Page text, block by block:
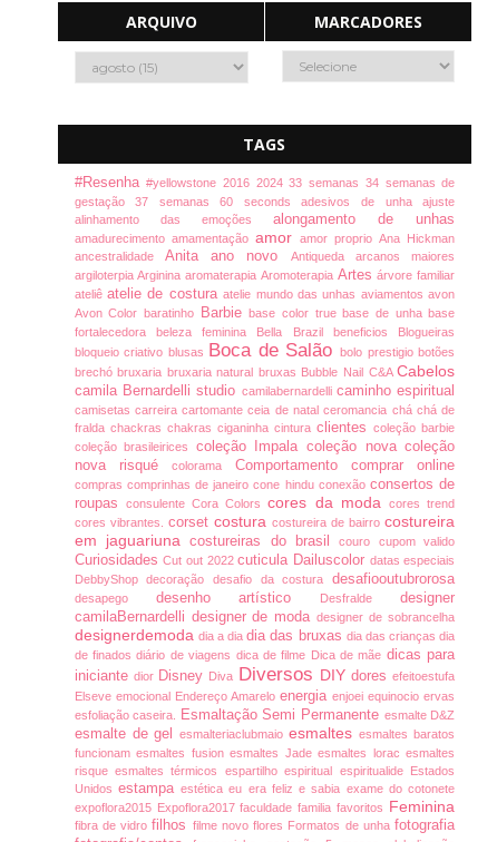
ARQUIVO MARCADORES
TAGS
#Resenha#yellowstone 2016 202433 semanas 34 semanas de
gestação37 semanas60 secondsadesivos de unhaajuste
alinhamento das emoções alongamento de unhas
amadurecimento amamentação amor amor proprioAna Hickman
ancestralidade Anitaano novo Antiqueda arcanos maiores
argiloterpiaArgininaaromaterapia Aromoterapia Artesárvore familiar
ateliê atelie de costuraatelie mundo das unhas aviamentosavon
Avon Color baratinho Barbiebase color truebase de unhabase
fortalecedora beleza feminina Bella Brazil beneficios Blogueiras
bloqueio criativo blusas Boca de Salãobolo prestigiobotões
brechóbruxaria bruxaria natural bruxas Bubble Nail C&ACabelos
camila Bernardelli studio camilabernardelli caminho espiritual
camisetas carreiracartomanteceia de natalceromancia chá chá de
fralda chackras chakras ciganinha cinturaclientescoleção barbie
coleção brasileirices coleção Impala coleção novacoleção
nova risquécolorama Comportamento comprar online
compras comprinhas de janeirocone hindu conexãoconsertos de
roupas
consulente Cora Colorscores da modacores trend
cores vibrantes. corset costura costureira de bairrocostureira
em jaguariunacostureiras do brasilcouro cupom valido
CuriosidadesCut out 2022cuticula Dailuscolor datas especiais
DebbyShopdecoraçãodesafio da costuradesafiooutubrorosa
desapego desenho artístico Desfraldedesigner
camilaBernardelli designer de modadesigner de sobrancelha
designerdemoda dia a diadia das bruxas dia das criançasdia
de finadosdiário de viagens dica de filme Dica de mãe dicas para
iniciante dior Disney Diva Diversos DIY doresefeitoestufa
Elseve emocional Endereço Amarelo energiaenjoeiequinocioervas
esfoliação caseira.
Esmaltação Semi Permanente esmalte D&Z
esmalte de gelesmalteriaclubmaioesmaltesesmaltes baratos
funcionamesmaltes fusionesmaltes Jadeesmaltes loracesmaltes
risqueesmaltes térmicos espartilhoespiritual espiritualide Estados
Unidos estampaestéticaeu era feliz e sabia exame do cotonete
expoflora2015 Expoflora2017faculdadefamiliafavoritos Feminina
fibra de vidrofilhos filme novoflores Formatos de unhafotografia